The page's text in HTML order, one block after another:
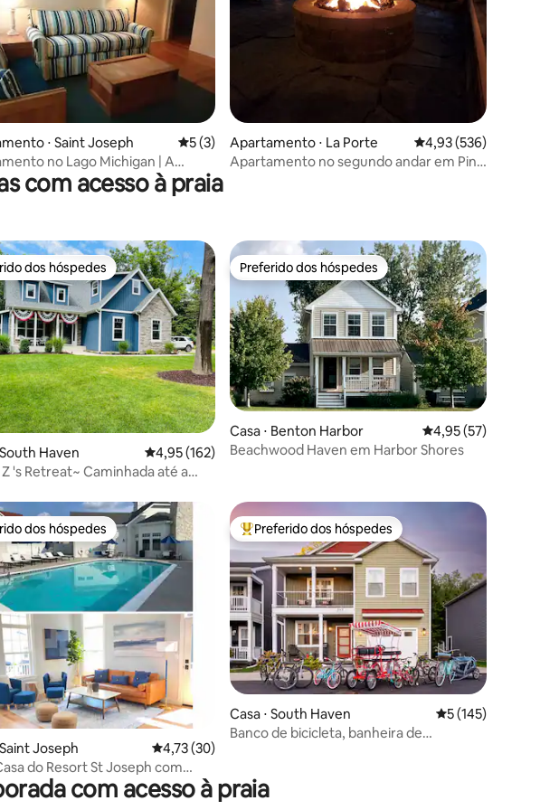
média de 5, 155 avaliações
⋅ Saint Joseph 5 de uma avaliação média de 5, 3 avaliações
5 (3)
no Lago Michigan | A
passos da areia | The Ellie
Apartamento ⋅ La Porte 4,93 de uma avaliação
4,93 (536)
Apartamento no segundo andar em Pine
com acesso à praia
média de 5, 152 avaliações
dos hóspedes
dos hóspedes
Haven 4,95 de uma avaliação média de 5, 162 avaliações
4,95 (162)
's Retreat~ Caminhada até a
Preferido dos hóspedes
Preferido dos hóspedes
Casa ⋅ Benton Harbor 4,95 de uma
4,95 (57)
Beachwood Haven em Harbor Shores
média de 5, 135 avaliações
dos hóspedes
dos hóspedes
Joseph 4,73 de uma avaliação média de 5, 30 avaliações
4,73 (30)
do Resort St Joseph com
Entre os melhores preferidos dos hóspedes
Preferido dos hóspedes
Casa ⋅ South Haven 5 de uma avaliação
5 (145)
Banco de bicicleta, banheira de
com acesso à praia